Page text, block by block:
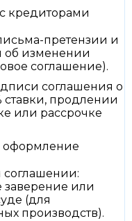
кредиторами
претензии и
об изменении
соглашение).
соглашения о
ставки, продлении
или рассрочке
заверение или
(для
производств).